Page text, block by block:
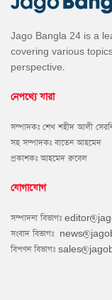
Jago Bangla 24 is a
covering various
perspective.
নেপথ্যে যারা
সম্পাদকঃ শেখ শহীদ আলী
সহ সম্পাদকঃ বাতেন আহমেদ
প্রকাশকঃ আহমেদ রুবেল
যোগাযোগ
সম্পাদনা বিভাগঃ
সংবাদ বিভাগঃ
বিপণন বিভাগঃ